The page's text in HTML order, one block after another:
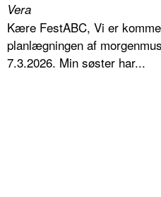
Vera
Kære FestABC, Vi er
planlægningen af
7.3.2026. Min søster har...